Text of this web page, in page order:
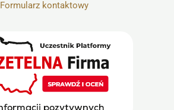
Formularz kontaktowy